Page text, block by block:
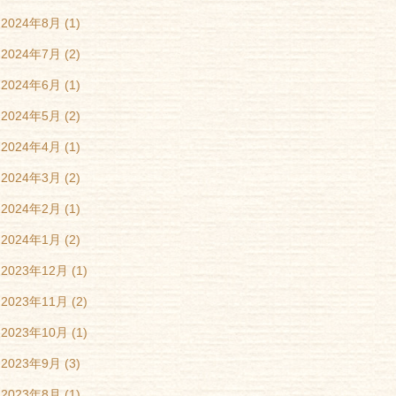
2024年8月 (1)
2024年7月 (2)
2024年6月 (1)
2024年5月 (2)
2024年4月 (1)
2024年3月 (2)
2024年2月 (1)
2024年1月 (2)
2023年12月 (1)
2023年11月 (2)
2023年10月 (1)
2023年9月 (3)